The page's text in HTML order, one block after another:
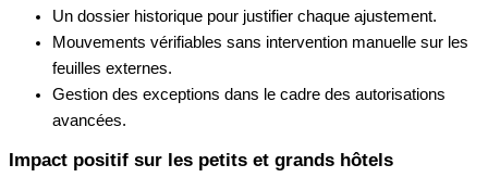
Un dossier historique pour justifier chaque ajustement.
Mouvements vérifiables sans intervention manuelle sur les
feuilles externes.
Gestion des exceptions dans le cadre des autorisations
avancées.
Impact positif sur les petits et grands hôtels